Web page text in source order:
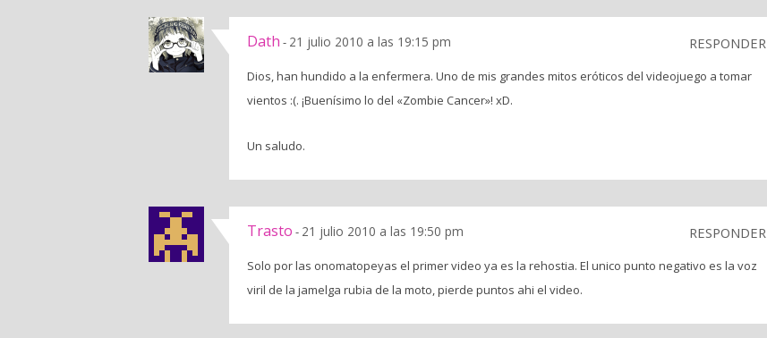
Dath - 21 julio 2010 a las 19:15 pm RESPONDER
Dios, han hundido a la enfermera. Uno de mis grandes mitos eróticos del videojuego a tomar
vientos :(. ¡Buenísimo lo del «Zombie Cancer»! xD.
Un saludo.
Trasto - 21 julio 2010 a las 19:50 pm RESPONDER
Solo por las onomatopeyas el primer video ya es la rehostia. El unico punto negativo es la voz
viril de la jamelga rubia de la moto, pierde puntos ahi el video.